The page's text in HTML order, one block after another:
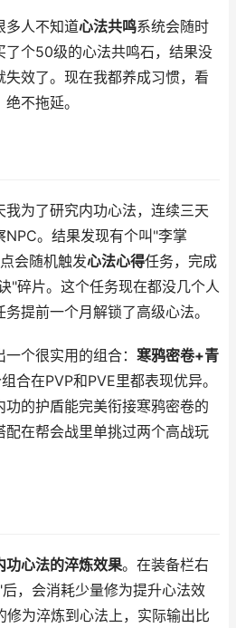
多人不知道心法共鸣系统会随时
了个50级的心法共鸣石，结果没
效了。现在我都养成习惯，看
不拖延。
为了研究内功心法，连续三天
。结果发现有个叫"李掌
会随机触发心法心得任务，完成
"碎片。这个任务现在都没几个人
提前一个月解锁了高级心法。
个很实用的组合： 寒鸦密卷+青
合在PVP和PVE里都表现优异。
的护盾能完美衔接寒鸦密卷的
在帮会战里单挑过两个高战玩
功心法的淬炼效果。在装备栏右
，会消耗少量修为提升心法效
修为淬炼到心法上，实际输出比